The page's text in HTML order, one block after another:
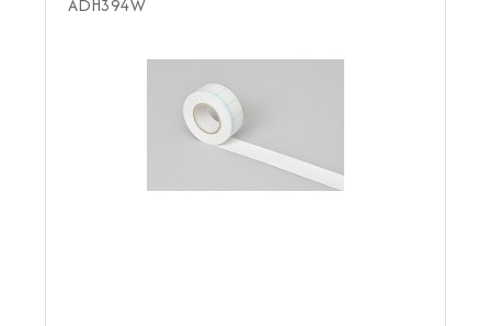
ADH394W